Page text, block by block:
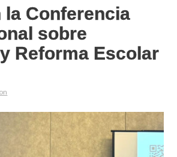
la Conferencia
sobre
Reforma Escolar